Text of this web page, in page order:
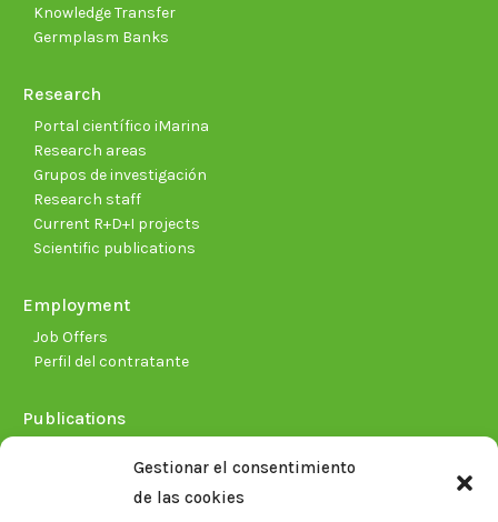
Gestionar el consentimiento
de las cookies
Knowledge Transfer
Germplasm Banks
Research
Portal científico iMarina
Research areas
Grupos de investigación
Research staff
Current R+D+I projects
Scientific publications
Employment
Job Offers
Perfil del contratante
Publications
Memorias corporativas
Biblioteca. Repositorio CITAREA